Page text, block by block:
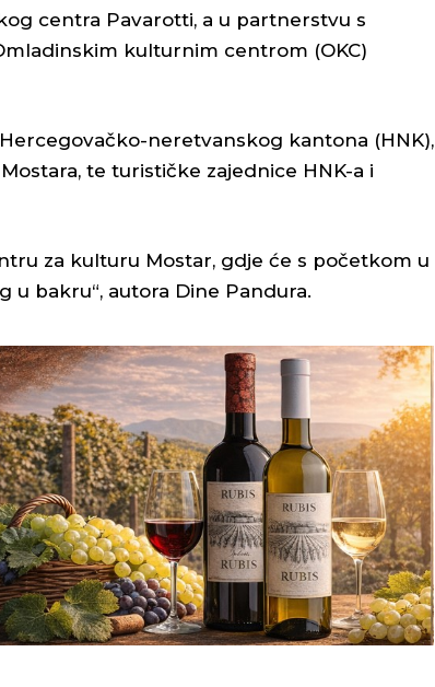
centra Pavarotti, a u partnerstvu s
kulturnim centrom (OKC)
neretvanskog kantona (HNK),
te turističke zajednice HNK-a i
za kulturu Mostar, gdje će s početkom u
u bakru“, autora Dine Pandura.